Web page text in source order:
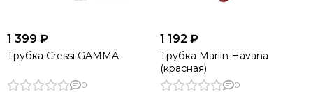
1 399 ₽
Трубка Cressi GAMMA
0
1 192 ₽
Трубка Marlin Havana
(красная)
0